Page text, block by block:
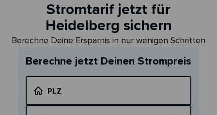
Stromtarif jetzt für
Heidelberg sichern
Berechne Deine Ersparnis in nur wenigen Schritten
Berechne jetzt Deinen Strompreis
PLZ